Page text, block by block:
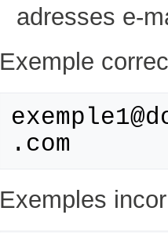
adresses e-
Exemple
.com
Exemples